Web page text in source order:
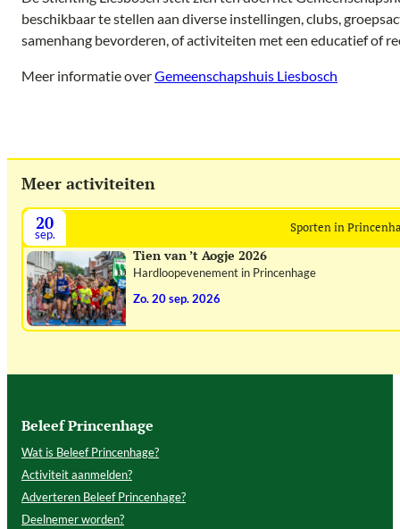
beschikbaar te stellen aan diverse instellingen, clubs,
samenhang bevorderen, of activiteiten met een educatief of
Meer informatie overGemeenschapshuis Liesbosch
Meer activiteiten
20
sep. Sporten in
Tien van ’t Aogje 2026
Hardloopevenement in Princenhage
zo. 20 sep. 2026
Beleef Princenhage
Wat is Beleef Princenhage?
Activiteit aanmelden?
Adverteren Beleef Princenhage?
Deelnemer worden?